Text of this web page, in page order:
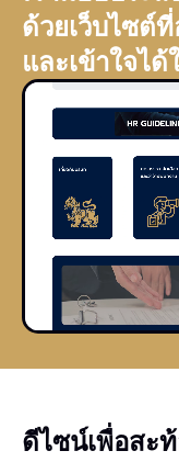
ด้วยเว็บไซต์
และเข้าใจไ
ดีไซน์เพื่อสะ